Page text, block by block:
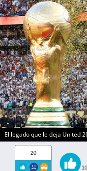
El legado que le deja United
20
10